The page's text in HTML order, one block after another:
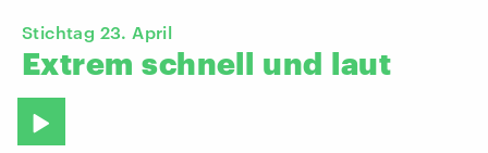
Stichtag 23. April
Extrem schnell und laut